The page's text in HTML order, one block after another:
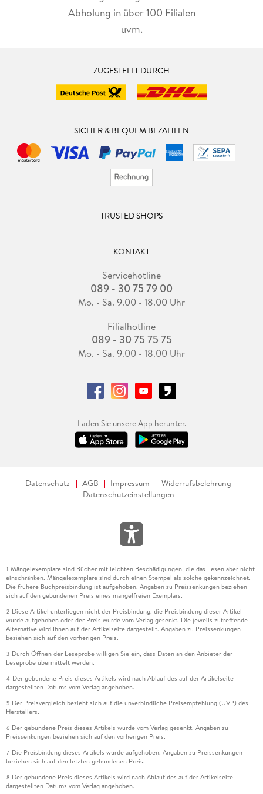
Abholung in über 100 Filialen
uvm.
ZUGESTELLT DURCH
SICHER & BEQUEM BEZAHLEN
TRUSTED SHOPS
KONTAKT
Servicehotline
089 - 30 75 79 00
Mo. - Sa. 9.00 - 18.00 Uhr
Filialhotline
089 - 30 75 75 75
Mo. - Sa. 9.00 - 18.00 Uhr
Laden Sie unsere App herunter.
Datenschutz AGB Impressum
Widerrufsbelehrung
Datenschutzeinstellungen
1 Mängelexemplare sind Bücher mit leichten Beschädigungen, die das Lesen aber nicht
einschränken. Mängelexemplare sind durch einen Stempel als solche gekennzeichnet.
Die frühere Buchpreisbindung ist aufgehoben. Angaben zu Preissenkungen beziehen
sich auf den gebundenen Preis eines mangelfreien Exemplars.
2 Diese Artikel unterliegen nicht der Preisbindung, die Preisbindung dieser Artikel
wurde aufgehoben oder der Preis wurde vom Verlag gesenkt. Die jeweils zutreffende
Alternative wird Ihnen auf der Artikelseite dargestellt. Angaben zu Preissenkungen
beziehen sich auf den vorherigen Preis.
3 Durch Öffnen der Leseprobe willigen Sie ein, dass Daten an den Anbieter der
Leseprobe übermittelt werden.
4 Der gebundene Preis dieses Artikels wird nach Ablauf des auf der Artikelseite
dargestellten Datums vom Verlag angehoben.
5 Der Preisvergleich bezieht sich auf die unverbindliche Preisempfehlung (UVP) des
Herstellers.
6 Der gebundene Preis dieses Artikels wurde vom Verlag gesenkt. Angaben zu
Preissenkungen beziehen sich auf den vorherigen Preis.
7 Die Preisbindung dieses Artikels wurde aufgehoben. Angaben zu Preissenkungen
beziehen sich auf den letzten gebundenen Preis.
8 Der gebundene Preis dieses Artikels wird nach Ablauf des auf der Artikelseite
dargestellten Datums vom Verlag angehoben.